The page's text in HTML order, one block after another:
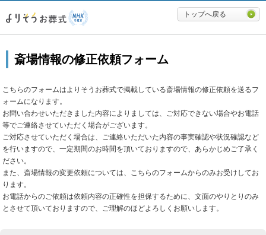
必要最低限に絞ったよりそうお
トップへ戻る
斎場情報の修正依頼フォーム
こちらのフォームはよりそうお葬式で掲載している斎場情報の修正依頼を送るフ
ォームになります。
お問い合わせいただきました内容によりましては、ご対応できない場合やお電話
等でご連絡させていただく場合がございます。
ご対応させていただく場合は、ご連絡いただいた内容の事実確認や状況確認など
を行いますので、一定期間のお時間を頂いておりますので、あらかじめご了承く
ださい。
また、斎場情報の変更依頼については、こちらのフォームからのみお受けしてお
ります。
お電話からのご依頼は依頼内容の正確性を担保するために、文面のやりとりのみ
とさせて頂いておりますので、ご理解のほどよろしくお願いします。